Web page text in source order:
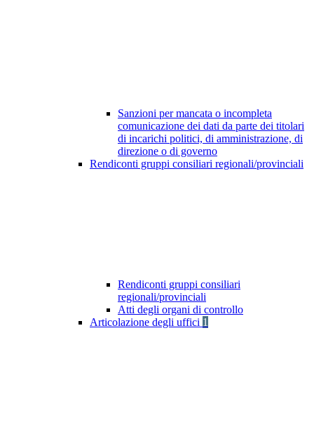
Sanzioni per mancata o incompleta
comunicazione dei dati da parte dei titolari
di incarichi politici, di amministrazione, di
direzione o di governo
Rendiconti gruppi consiliari regionali/provinciali
Rendiconti gruppi consiliari
regionali/provinciali
Atti degli organi di controllo
Articolazione degli uffici 1